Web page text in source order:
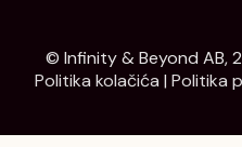
© Infinity & Beyond AB,
Politika kolačića | Politika